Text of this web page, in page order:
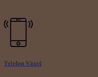
Telefon Växel